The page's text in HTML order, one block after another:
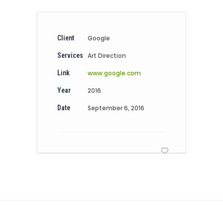
Client Google
Services Art Direction
Link www.google.com
Year 2016
Date September 6, 2016